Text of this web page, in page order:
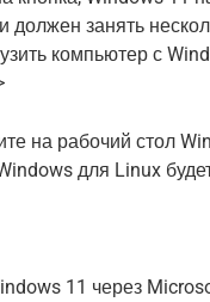
должен занять
компьютер с
на рабочий стол
для Linux
11 через